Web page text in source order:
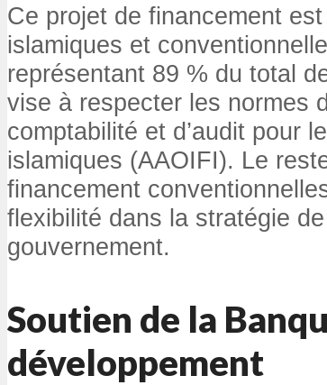
Ce projet de financement
islamiques et
représentant 89 % du total
vise à respecter les normes
comptabilité et d’audit pour
islamiques (AAOIFI). Le
financement
flexibilité dans la stratégie
gouvernement.
Soutien de la
développement